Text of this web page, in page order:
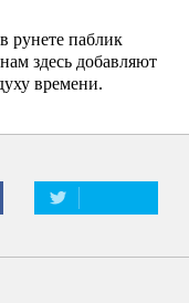
рунете паблик
здесь добавляют
времени.